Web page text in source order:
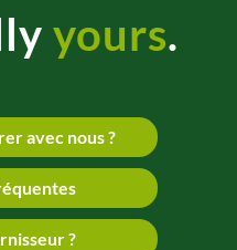
yours.
avec nous ?
?